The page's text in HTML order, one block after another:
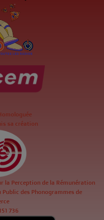
sa création
la Perception de la Rémunération
des Phonogrammes de
736